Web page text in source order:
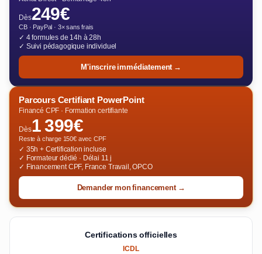
Dès249€
CB · PayPal · 3× sans frais
✓ 4 formules de 14h à 28h
✓ Suivi pédagogique individuel
M'inscrire immédiatement →
Parcours Certifiant PowerPoint
Financé CPF · Formation certifiante
Dès1 399€
Reste à charge 150€ avec CPF
✓ 35h + Certification incluse
✓ Formateur dédié · Délai 11 j
✓ Financement CPF, France Travail, OPCO
Demander mon financement →
Certifications officielles
ICDL